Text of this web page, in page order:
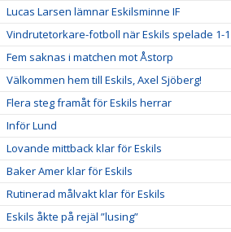
Lucas Larsen lämnar Eskilsminne IF
Vindrutetorkare-fotboll när Eskils spelade 1-1
Fem saknas i matchen mot Åstorp
Välkommen hem till Eskils, Axel Sjöberg!
Flera steg framåt för Eskils herrar
Inför Lund
Lovande mittback klar för Eskils
Baker Amer klar för Eskils
Rutinerad målvakt klar för Eskils
Eskils åkte på rejäl ”lusing”